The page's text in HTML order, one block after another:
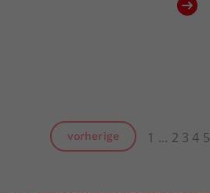
vorherige 1 2 3 4 5